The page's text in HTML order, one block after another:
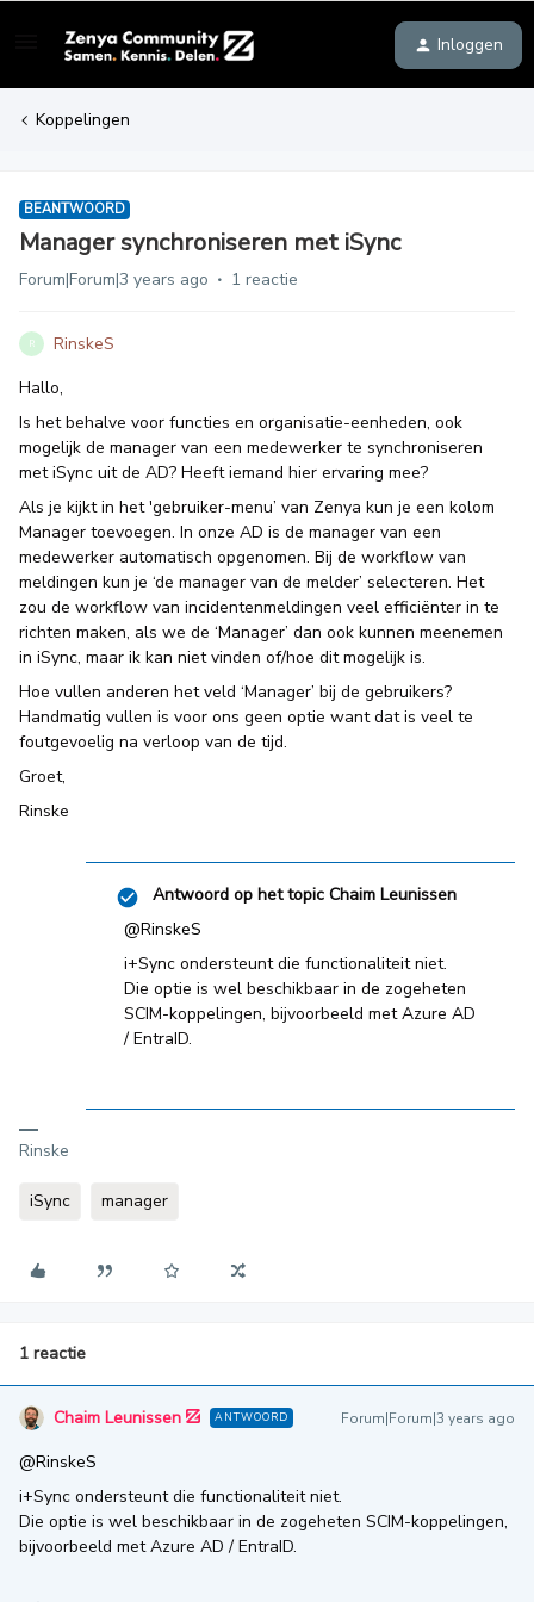
Inloggen
Koppelingen
BEANTWOORD
Manager synchroniseren met iSync
Forum|Forum|3 years ago 1 reactie
R
RinskeS
Hallo,
Is het behalve voor functies en organisatie-eenheden, ook
mogelijk de manager van een medewerker te synchroniseren
met iSync uit de AD? Heeft iemand hier ervaring mee?
Als je kijkt in het 'gebruiker-menu’ van Zenya kun je een kolom
Manager toevoegen. In onze AD is de manager van een
medewerker automatisch opgenomen. Bij de workflow van
meldingen kun je ‘de manager van de melder’ selecteren. Het
zou de workflow van incidentenmeldingen veel efficiënter in te
richten maken, als we de ‘Manager’ dan ook kunnen meenemen
in iSync, maar ik kan niet vinden of/hoe dit mogelijk is.
Hoe vullen anderen het veld ‘Manager’ bij de gebruikers?
Handmatig vullen is voor ons geen optie want dat is veel te
foutgevoelig na verloop van de tijd.
Groet,
Rinske
Antwoord op het topic Chaim Leunissen
@RinskeS
i+Sync ondersteunt die functionaliteit niet.
Die optie is wel beschikbaar in de zogeheten
SCIM-koppelingen, bijvoorbeeld met Azure AD
/ EntraID.
Rinske
iSync manager
1 reactie
Chaim Leunissen ANTWOORD Forum|Forum|3 years ago
@RinskeS
i+Sync ondersteunt die functionaliteit niet.
Die optie is wel beschikbaar in de zogeheten SCIM-koppelingen,
bijvoorbeeld met Azure AD / EntraID.